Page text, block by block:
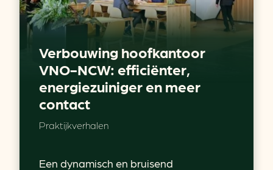
Verbouwing hoofkantoor
VNO-NCW: efficiënter,
energiezuiniger en meer
contact
Praktijkverhalen
Een dynamisch en bruisend